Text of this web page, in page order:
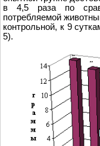
в 4,5 раза по
потребляемой
контрольной, к 9
5).